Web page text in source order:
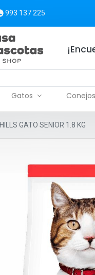
993 137 225
Gatos Conejos
HILLS GATO SENIOR 1.8 KG